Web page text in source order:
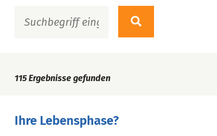
115Ergebnisse gefunden
Ihre Lebensphase?